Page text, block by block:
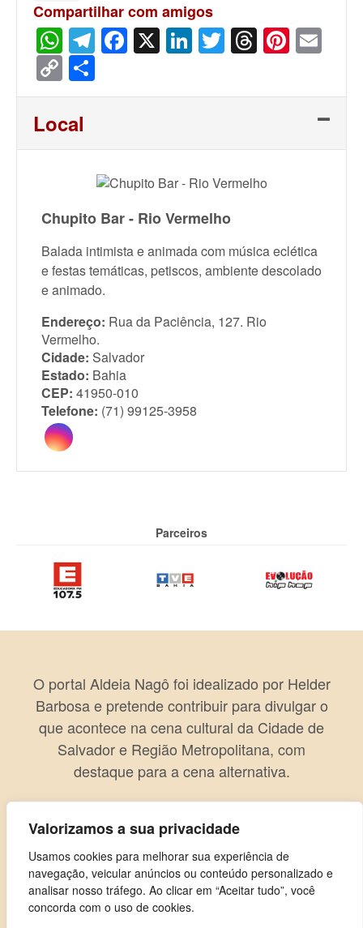
Valorizamos a sua privacidade
Usamos cookies para melhorar sua experiência de
navegação, veicular anúncios ou conteúdo personalizado e
analisar nosso tráfego. Ao clicar em “Aceitar tudo”, você
concorda com o uso de cookies.
Compartilhar com amigos
WhatsApp
Telegram
Facebook
X LinkedIn
Twitter
Threads
Copy
Link
Local
Chupito Bar - Rio Vermelho
Balada intimista e animada com música eclética
e festas temáticas, petiscos, ambiente descolado
e animado.
Endereço: Rua da Paciência, 127. Rio
Vermelho.
Cidade: Salvador
Estado: Bahia
CEP: 41950-010
Telefone: (71) 99125-3958
Parceiros
O portal Aldeia Nagô foi idealizado por Helder
Barbosa e pretende contribuir para divulgar o
que acontece na cena cultural da Cidade de
Salvador e Região Metropolitana, com
destaque para a cena alternativa.